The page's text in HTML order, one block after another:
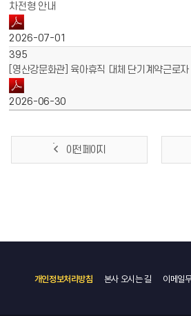
차전형 안내
2026-07-01
395
[영산강문화관] 육아휴직 대체 단기계약근로
2026-06-30
이전 페이지
개인정보처리방침 본사 오시는 길 이메일